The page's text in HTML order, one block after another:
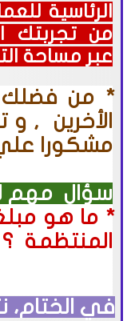
الرئاسية
من تجربتك
عبر مساحة
* من
الأخرين ,
مشكورا
سؤال مهم
* ما هو
المنتظمة ؟
في الختام،